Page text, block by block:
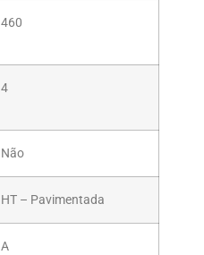
460
4
Não
HT – Pavimentada
A